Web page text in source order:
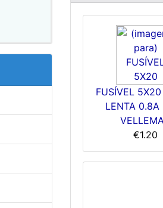
FUSÍVEL
LENTA 0.8A
€1.20